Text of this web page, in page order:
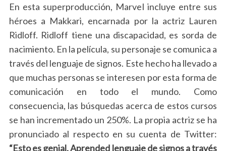
En esta superproducción, Marvel incluye entre sus
héroes a Makkari, encarnada por la actriz Lauren
Ridloff. Ridloff tiene una discapacidad, es sorda de
nacimiento. En la película, su personaje se comunica a
través del lenguaje de signos. Este hecho ha llevado a
que muchas personas se interesen por esta forma de
comunicación en todo el mundo. Como
consecuencia, las búsquedas acerca de estos cursos
se han incrementado un 250%. La propia actriz se ha
pronunciado al respecto en su cuenta de Twitter:
“Esto es genial. Aprended lenguaje de signos a través